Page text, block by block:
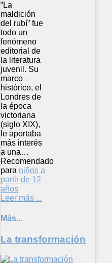
“La
maldición
del rubí” fue
todo un
fenómeno
editorial de
la literatura
juvenil. Su
marco
histórico, el
Londres de
la época
victoriana
(siglo XIX),
le aportaba
más interés
a una…
Recomendado
para niños a
partir de 12
años
Leer más ...
Más...
La transformación